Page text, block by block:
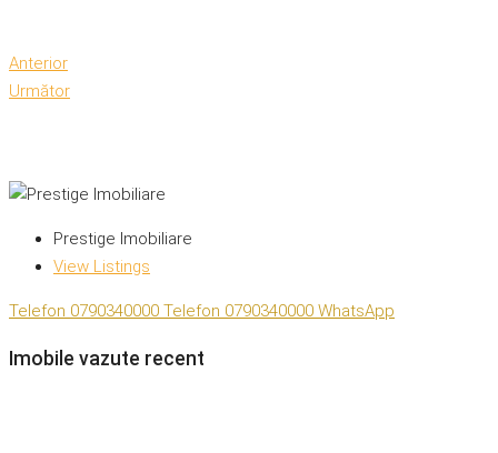
Anterior
Următor
Prestige Imobiliare
View Listings
Telefon 0790340000 Telefon 0790340000 WhatsApp
Imobile vazute recent